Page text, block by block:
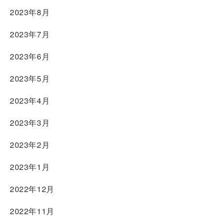
2023年8月
2023年7月
2023年6月
2023年5月
2023年4月
2023年3月
2023年2月
2023年1月
2022年12月
2022年11月